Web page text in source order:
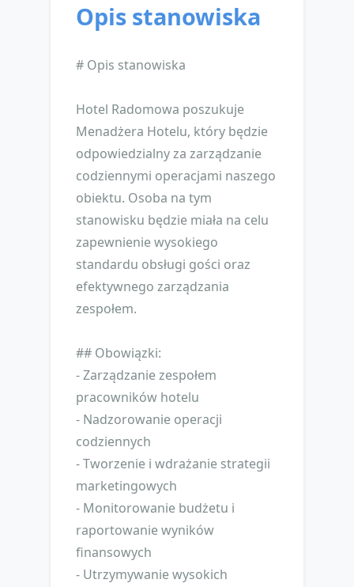
Opis stanowiska
# Opis stanowiska
Hotel Radomowa poszukuje
Menadżera Hotelu, który będzie
odpowiedzialny za zarządzanie
codziennymi operacjami naszego
obiektu. Osoba na tym
stanowisku będzie miała na celu
zapewnienie wysokiego
standardu obsługi gości oraz
efektywnego zarządzania
zespołem.
## Obowiązki:
- Zarządzanie zespołem
pracowników hotelu
- Nadzorowanie operacji
codziennych
- Tworzenie i wdrażanie strategii
marketingowych
- Monitorowanie budżetu i
raportowanie wyników
finansowych
- Utrzymywanie wysokich